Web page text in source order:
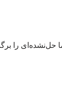
حل‌نشده‌ای را